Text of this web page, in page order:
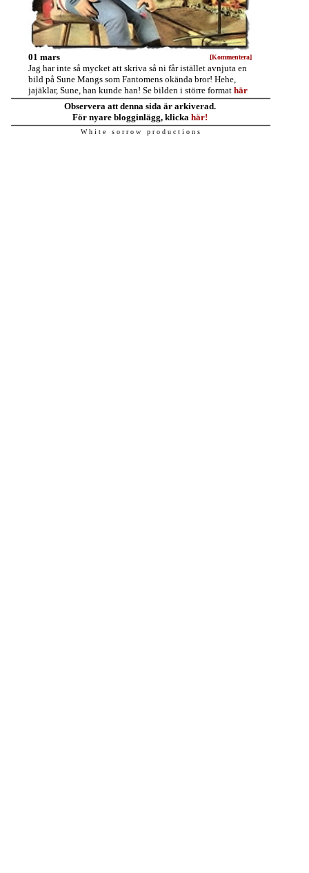
01 mars [Kommentera]
Jag har inte så mycket att skriva så ni får istället avnjuta en
bild på Sune Mangs som Fantomens okända bror! Hehe,
jajäklar, Sune, han kunde han! Se bilden i större format här
Observera att denna sida är arkiverad.
För nyare blogginlägg, klicka här!
W h i t e s o r r o w p r o d u c t i o n s